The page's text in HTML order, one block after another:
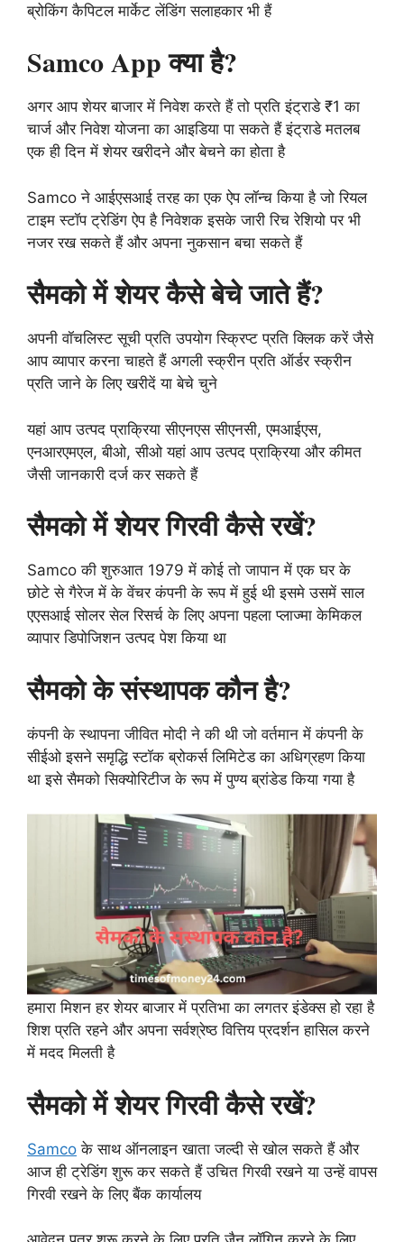
ब्रोकिंग कैपिटल मार्केट लेंडिंग सलाहकार भी हैं
Samco App क्या है?
अगर आप शेयर बाजार में निवेश करते हैं तो प्रति इंट्राडे ₹1 का
चार्ज और निवेश योजना का आइडिया पा सकते हैं इंट्राडे मतलब
एक ही दिन में शेयर खरीदने और बेचने का होता है
Samco ने आईएसआई तरह का एक ऐप लॉन्च किया है जो रियल
टाइम स्टॉप ट्रेडिंग ऐप है निवेशक इसके जारी रिच रेशियो पर भी
नजर रख सकते हैं और अपना नुकसान बचा सकते हैं
सैमको में शेयर कैसे बेचे जाते हैं?
अपनी वॉचलिस्ट सूची प्रति उपयोग स्क्रिप्ट प्रति क्लिक करें जैसे
आप व्यापार करना चाहते हैं अगली स्क्रीन प्रति ऑर्डर स्क्रीन
प्रति जाने के लिए खरीदें या बेचे चुने
यहां आप उत्पद प्राक्रिया सीएनएस सीएनसी, एमआईएस,
एनआरएमएल, बीओ, सीओ यहां आप उत्पद प्राक्रिया और कीमत
जैसी जानकारी दर्ज कर सकते हैं
सैमको में शेयर गिरवी कैसे रखें?
Samco की शुरुआत 1979 में कोई तो जापान में एक घर के
छोटे से गैरेज में के वेंचर कंपनी के रूप में हुई थी इसमे उसमें साल
एएसआई सोलर सेल रिसर्च के लिए अपना पहला प्लाज्मा केमिकल
व्यापार डिपोजिशन उत्पद पेश किया था
सैमको के संस्थापक कौन है?
कंपनी के स्थापना जीवित मोदी ने की थी जो वर्तमान में कंपनी के
सीईओ इसने समृद्धि स्टॉक ब्रोकर्स लिमिटेड का अधिग्रहण किया
था इसे सैमको सिक्योरिटीज के रूप में पुण्य ब्रांडेड किया गया है
हमारा मिशन हर शेयर बाजार में प्रतिभा का लगतर इंडेक्स हो रहा है
शिश प्रति रहने और अपना सर्वश्रेष्ठ वित्तिय प्रदर्शन हासिल करने
में मदद मिलती है
सैमको में शेयर गिरवी कैसे रखें?
Samco के साथ ऑनलाइन खाता जल्दी से खोल सकते हैं और
आज ही ट्रेडिंग शुरू कर सकते हैं उचित गिरवी रखने या उन्हें वापस
गिरवी रखने के लिए बैंक कार्यालय